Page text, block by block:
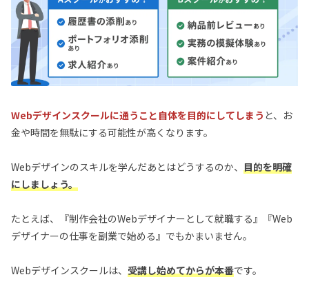
Webデザインスクールに通うこと自体を目的にしてしまう と、お
金や時間を無駄にする可能性が高くなります。
Webデザインのスキルを学んだあとはどうするのか、 目的を明確
にしましょう。
たとえば、『制作会社のWebデザイナーとして就職する』『Web
デザイナーの仕事を副業で始める』でもかまいません。
Webデザインスクールは、 受講し始めてからが本番です。